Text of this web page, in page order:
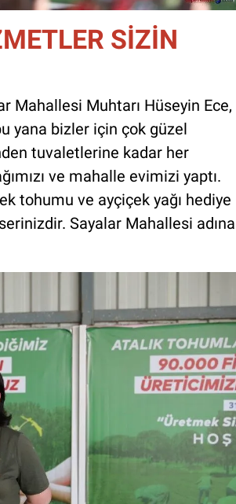
SİZİN
Mahallesi Muhtarı Hüseyin Ece,
yana bizler için çok güzel
tuvaletlerine kadar her
ve mahalle evimizi yaptı.
tohumu ve ayçiçek yağı hediye
Sayalar Mahallesi adına